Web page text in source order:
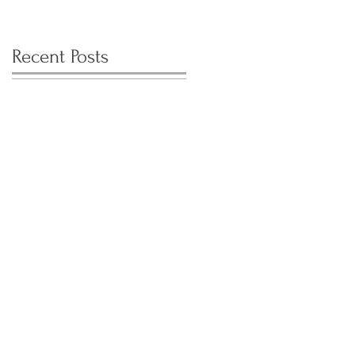
Recent Posts